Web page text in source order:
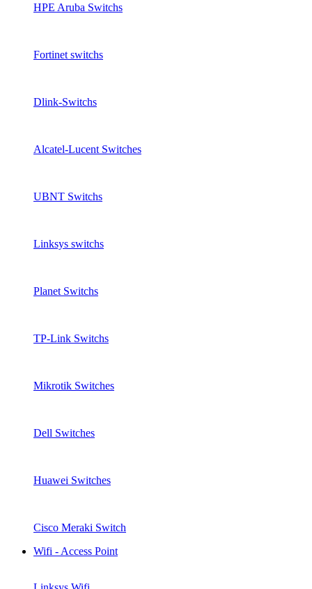
HPE Aruba Switchs
Fortinet switchs
Dlink-Switchs
Alcatel-Lucent Switches
UBNT Switchs
Linksys switchs
Planet Switchs
TP-Link Switchs
Mikrotik Switches
Dell Switches
Huawei Switches
Cisco Meraki Switch
Wifi - Access Point